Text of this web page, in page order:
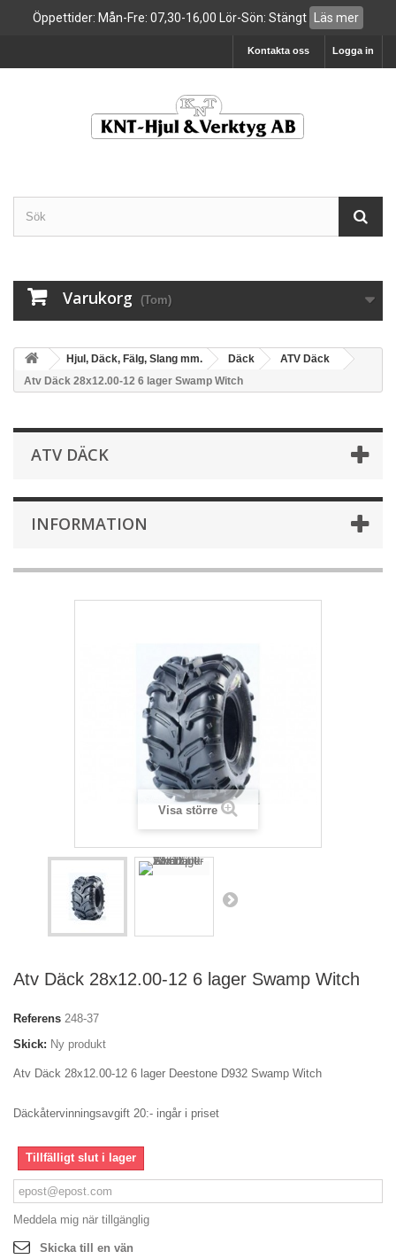
Öppettider: Mån-Fre: 07,30-16,00 Lör-Sön: Stängt Läs mer
Logga in
Kontakta oss
Varukorg (Tom)
Hjul, Däck, Fälg, Slang mm. Däck
ATV Däck
Atv Däck 28x12.00-12 6 lager Swamp Witch
ATV DÄCK
INFORMATION
Visa större
Atv Däck 28x12.00-12 6 lager Swamp Witch
Referens 248-37
Skick: Ny produkt
Atv Däck 28x12.00-12 6 lager Deestone D932 Swamp Witch
Däckåtervinningsavgift 20:- ingår i priset
Tillfälligt slut i lager
Meddela mig när tillgänglig
Skicka till en vän